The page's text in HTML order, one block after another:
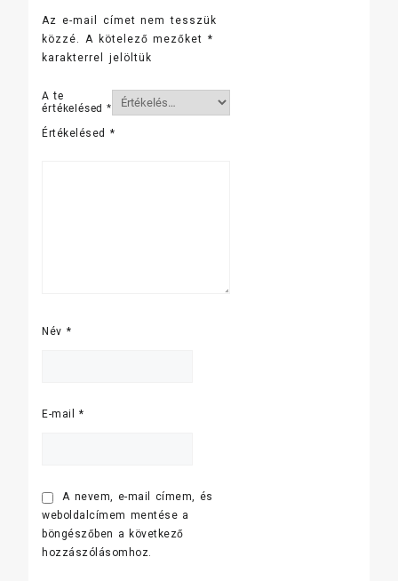
Az e-mail címet nem tesszük
közzé.
A kötelező mezőket *
karakterrel jelöltük
A te
értékelésed*
Értékelésed *
Név *
E-mail*
A nevem, e-mail címem, és
weboldalcímem mentése a
böngészőben a következő
hozzászólásomhoz.